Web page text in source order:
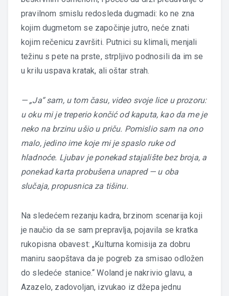
pravilnom smislu redosleda dugmadi: ko ne zna
kojim dugmetom se započinje jutro, neće znati
kojim rečenicu završiti. Putnici su klimali, menjali
težinu s pete na prste, strpljivo podnosili da im se
u krilu uspava kratak, ali oštar strah.
— „Ja“ sam, u tom času, video svoje lice u prozoru:
u oku mi je treperio končić od kaputa, kao da me je
neko na brzinu ušio u priču. Pomislio sam na ono
malo, jedino ime koje mi je spaslo ruke od
hladnoće. Ljubav je ponekad stajalište bez broja, a
ponekad karta probušena unapred — u oba
slučaja, propusnica za tišinu.
Na sledećem rezanju kadra, brzinom scenarija koji
je naučio da se sam prepravlja, pojavila se kratka
rukopisna obavest: „Kulturna komisija za dobru
maniru saopštava da je pogreb za smisao odložen
do sledeće stanice.“ Woland je nakrivio glavu, a
Azazelo, zadovoljan, izvukao iz džepa jednu